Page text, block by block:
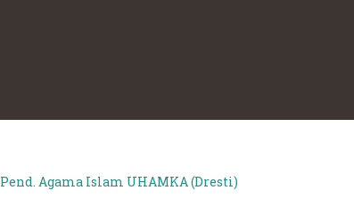
Pend. Agama Islam UHAMKA (Dresti)